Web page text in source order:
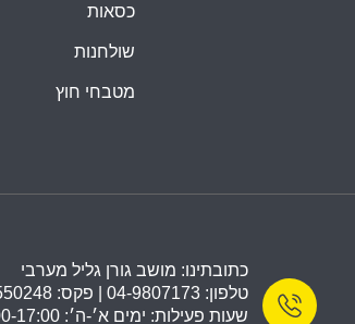
כסאות
שולחנות
מטבחי חוץ
כתובתינו: מושב גורן גליל מערבי
טלפון: 04-9807173 | פקס: 04-8550248
שעות פעילות: ימים א׳-ה׳: 9:00-17:00